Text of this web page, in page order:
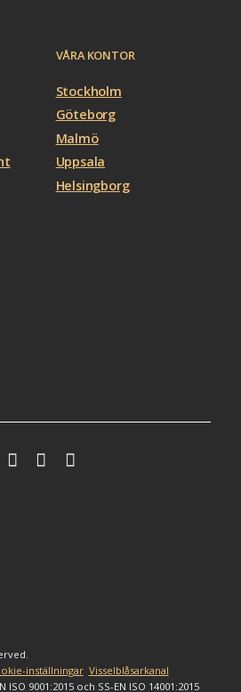
VÅRA KONTOR
Stockholm
Göteborg
Malmö
Uppsala
Helsingborg
inställningar Visselblåsarkanal
9001:2015 och SS-EN ISO 14001:2015